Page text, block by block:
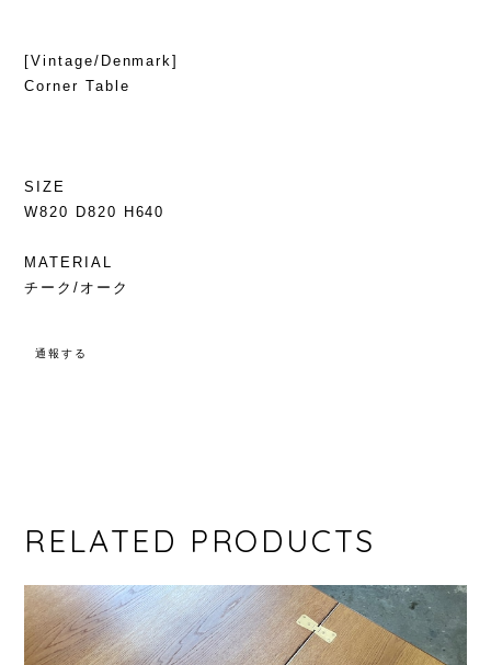
[Vintage/Denmark]
Corner Table
SIZE
W820 D820 H640
MATERIAL
チーク/オーク
通報する
RELATED PRODUCTS